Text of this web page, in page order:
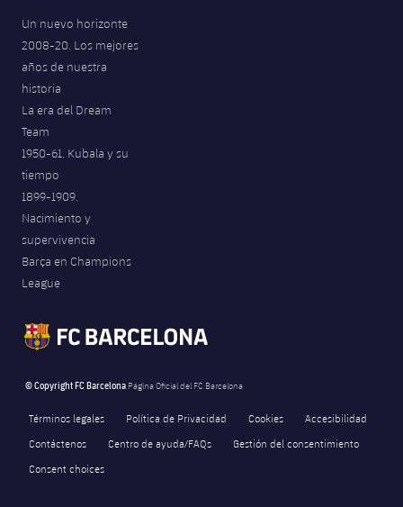
Un nuevo horizonte
2008-20. Los mejores
años de nuestra
historia
La era del Dream
Team
1950-61. Kubala y su
tiempo
1899-1909.
Nacimiento y
supervivencia
Barça en Champions
League
© Copyright FC Barcelona Página Oficial del FC Barcelona
Términos legales Política de Privacidad Cookies
Accesibilidad
Contáctenos
Centro de ayuda/FAQs
Gestión del consentimiento
Consent choices